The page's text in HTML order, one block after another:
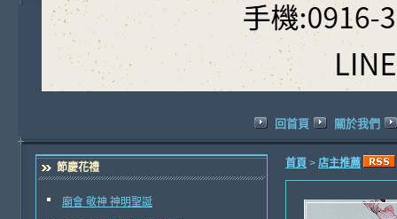
回首頁 關於我們
節慶花禮
廟會 敬神 神明聖誕
首頁 > 店主推薦